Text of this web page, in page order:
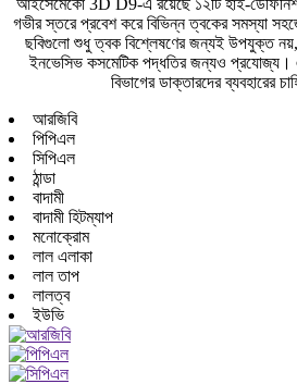
গভীর স্তরে প্রবেশ করে বিভিন্ন ত্বকের সমস্যা
ছবিগুলো শুধু ত্বক বিশ্লেষণের জন্যই উপযুক্ত নয়,
ইনভেসিভ কসমেটিক পদ্ধতির জন্যও প্রযোজ্য।
বিভাগের ডাক্তারদের ব্যবহারের
আরজিবি
পিপিএল
সিপিএল
ঠান্ডা
বাদামী
বাদামী হিটম্যাপ
মনোক্রোম
লাল এলাকা
লাল তাপ
লালত্ব
ইউভি